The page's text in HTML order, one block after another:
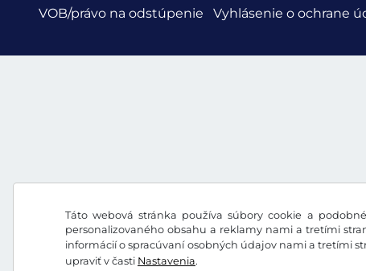
Táto webová stránka používa súbory cookie a
personalizovaného obsahu a reklamy nami a tretími
informácií o spracúvaní osobných údajov nami a tretími
upraviť v časti Nastavenia.
VOB/právo na odstúpenie Vyhlásenie o ochrane